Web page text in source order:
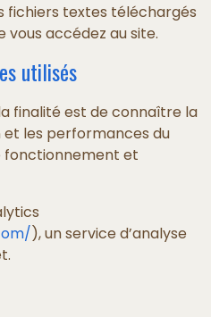
fichiers textes téléchargés
accédez au site.
utilisés
finalité est de connaître la
et les performances du
fonctionnement et
), un service d’analyse